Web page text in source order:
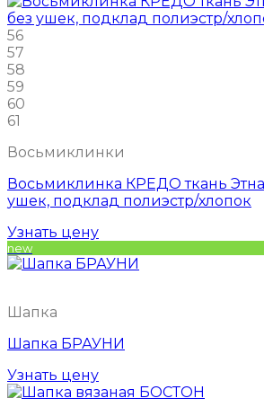
56
57
58
59
60
61
Восьмиклинки
Восьмиклинка КРЕДО ткань
ушек, подклад полиэстр/хлопок
Узнать цену
new
Шапка
Шапка БРАУНИ
Узнать цену